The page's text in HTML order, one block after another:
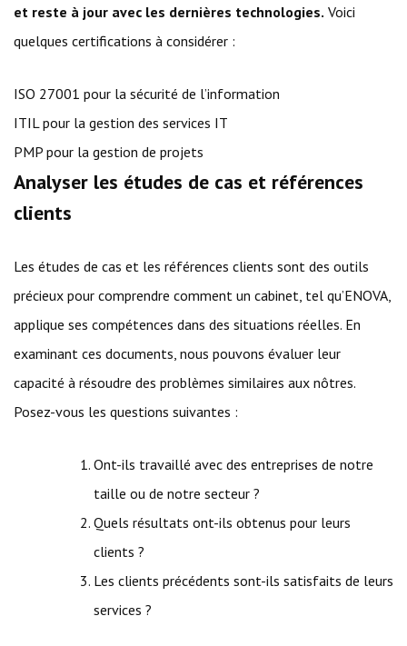
et reste à jour avec les dernières technologies. Voici
quelques certifications à considérer :
ISO 27001 pour la sécurité de l’information
ITIL pour la gestion des services IT
PMP pour la gestion de projets
Analyser les études de cas et références
clients
Les études de cas et les références clients sont des outils
précieux pour comprendre comment un cabinet, tel qu’ENOVA,
applique ses compétences dans des situations réelles. En
examinant ces documents, nous pouvons évaluer leur
capacité à résoudre des problèmes similaires aux nôtres.
Posez-vous les questions suivantes :
Ont-ils travaillé avec des entreprises de notre
taille ou de notre secteur ?
Quels résultats ont-ils obtenus pour leurs
clients ?
Les clients précédents sont-ils satisfaits de leurs
services ?